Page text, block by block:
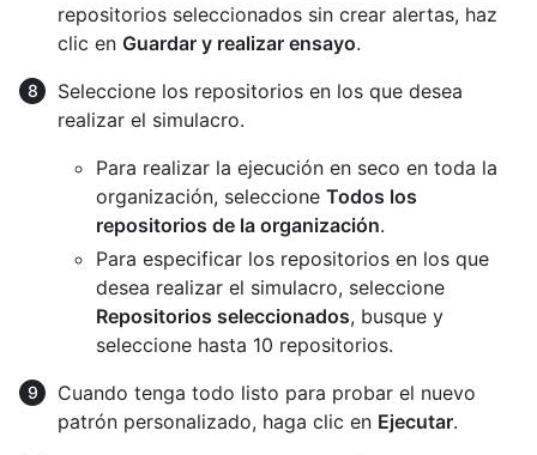
repositorios seleccionados sin crear alertas, haz
clic en Guardar y realizar ensayo.
Seleccione los repositorios en los que desea
realizar el simulacro.
Para realizar la ejecución en seco en toda la
organización, seleccione Todos los
repositorios de la organización.
Para especificar los repositorios en los que
desea realizar el simulacro, seleccione
Repositorios seleccionados, busque y
seleccione hasta 10 repositorios.
Cuando tenga todo listo para probar el nuevo
patrón personalizado, haga clic en Ejecutar.